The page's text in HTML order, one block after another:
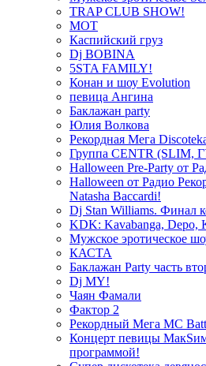
TRAP CLUB SHOW!
МОТ
Каспийский груз
Dj BOBINA
5STA FAMILY!
Конан и шоу Evolution
певица Ангина
Баклажан party
Юлия Волкова
Рекордная Мега
Группа CENTR
Halloween Pre-Party от
Halloween от Радио
Natasha Baccardi!
Dj Stan Williams. Финал
KDK: Kavabanga, Depo,
Мужское эротическое
КАСТА
Баклажан Party часть
Dj MY!
Чаян Фамали
Фактор 2
Рекордный Мега МС
Концерт певицы
программой!